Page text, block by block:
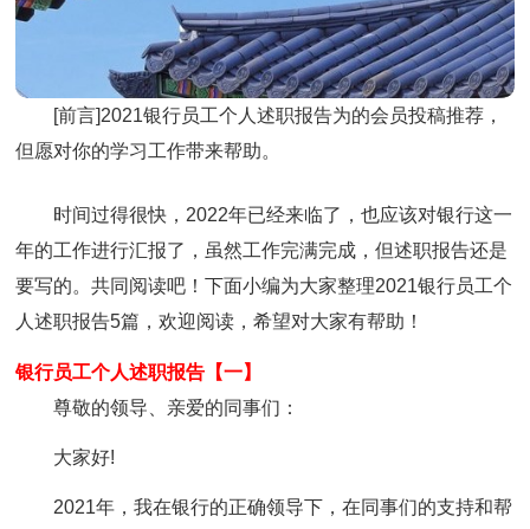
[前言]2021银行员工个人述职报告为的会员投稿推荐，
但愿对你的学习工作带来帮助。
时间过得很快，2022年已经来临了，也应该对银行这一
年的工作进行汇报了，虽然工作完满完成，但述职报告还是
要写的。共同阅读吧！下面小编为大家整理2021银行员工个
人述职报告5篇，欢迎阅读，希望对大家有帮助！
银行员工个人述职报告【一】
尊敬的领导、亲爱的同事们：
大家好!
2021年，我在银行的正确领导下，在同事们的支持和帮